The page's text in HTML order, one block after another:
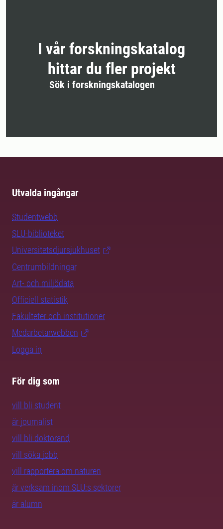
I vår forskningskatalog
hittar du fler projekt
Sök i forskningskatalogen
Utvalda ingångar
Studentwebb
SLU-biblioteket
Universitetsdjursjukhuset
Centrumbildningar
Art- och miljödata
Officiell statistik
Fakulteter och institutioner
Medarbetarwebben
Logga in
För dig som
vill bli student
är journalist
vill bli doktorand
vill söka jobb
vill rapportera om naturen
är verksam inom SLU:s sektorer
är alumn